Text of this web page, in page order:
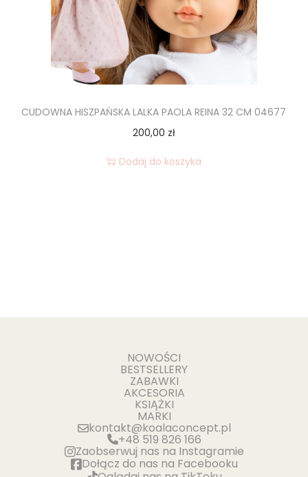
CUDOWNA HISZPAŃSKA LALKA PAOLA REINA 32 CM 04677
200,00 zł
Dodaj do koszyka
kontakt@koalaconcept.pl
+48 519 826 166
Zaobserwuj nas na Instagramie
Dołącz do nas na Facebooku
NOWOŚCI
BESTSELLERY
ZABAWKI
AKCESORIA
KSIĄŻKI
MARKI